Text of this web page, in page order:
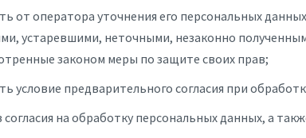
от оператора уточнения его персональных
устаревшими, неточными, незаконно
законом меры по защите своих прав;
условие предварительного согласия при
согласия на обработку персональных данных, а